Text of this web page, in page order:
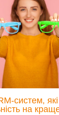
систем,
на